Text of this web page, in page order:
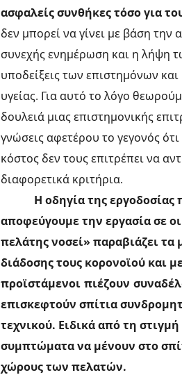
ασφαλείς συνθήκες τόσο για
δεν μπορεί να γίνει με βάση την
συνεχής ενημέρωση και η λήψη
υποδείξεις των επιστημόνων
υγείας. Για αυτό το λόγο
δουλειά μιας επιστημονικής
γνώσεις αφετέρου το γεγονός
κόστος δεν τους επιτρέπει να
διαφορετικά κριτήρια.
Η οδηγία της εργοδοσίας
αποφεύγουμε την εργασία σε
πελάτης νοσεί» παραβιάζει
διάδοσης τους κορονοϊού και
προϊστάμενοι πιέζουν
επισκεφτούν σπίτια
τεχνικού. Ειδικά από τη
συμπτώματα να μένουν στο
χώρους των πελατών.